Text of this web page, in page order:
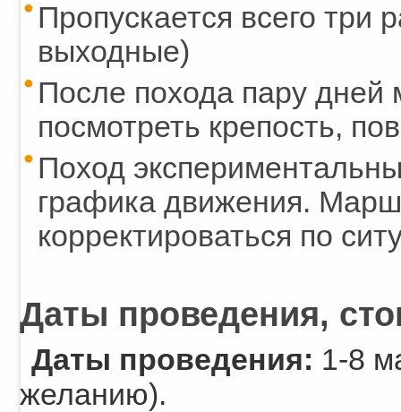
Пропускается всего три
выходные)
После похода пару дней
посмотреть крепость,
Поход
графика движения.
корректироваться по
Даты проведения,
Даты проведения: 1-8
желанию).